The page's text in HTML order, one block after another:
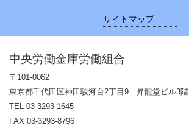
サイトマップ
中央労働金庫労働組合
〒101-0062
東京都千代田区神田駿河台2丁目9 昇龍堂ビル3階
TEL 03-3293-1645
FAX 03-3293-8796